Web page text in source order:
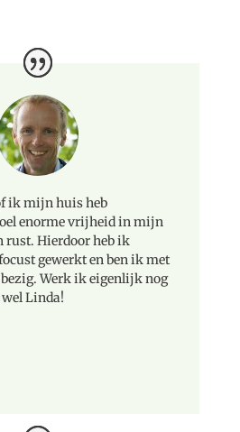
ik mijn huis heb
enorme vrijheid in mijn
rust. Hierdoor heb ik
gewerkt en ben ik met
Werk ik eigenlijk nog
Linda!